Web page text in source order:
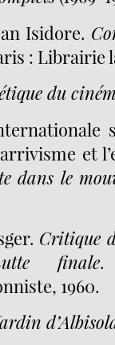
Isidore.
: Librairie
du
et
dans le
Critique
finale.
1960.